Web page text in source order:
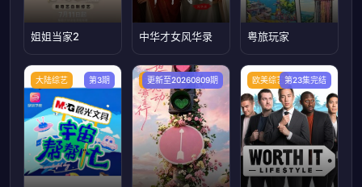
姐姐当家2 中华才女风华录 粤旅玩家
大陆综艺 第3期 大陆综艺
更新至20260809期 欧美综艺 第23集完结